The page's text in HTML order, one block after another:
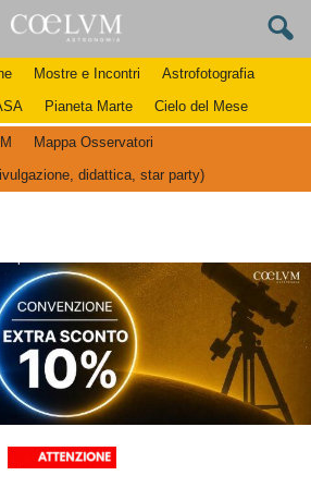
Mostre e Incontri
Astrofotografia
Pianeta Marte Cielo del Mese
Mappa Osservatori
didattica, star party)